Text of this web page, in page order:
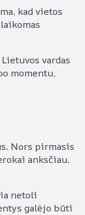
kad vietos
vardas
momentu,
Nors pirmasis
anksčiau.
netoli
galėjo būti